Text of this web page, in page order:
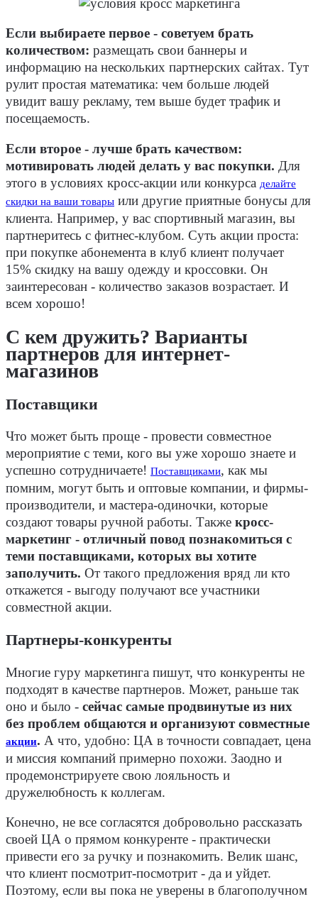
Если выбираете первое - советуем брать
количеством: размещать свои баннеры и
информацию на нескольких партнерских сайтах. Тут
рулит простая математика: чем больше людей
увидит вашу рекламу, тем выше будет трафик и
посещаемость.
Если второе - лучше брать качеством:
мотивировать людей делать у вас покупки. Для
этого в условиях кросс-акции или конкурса делайте
скидки на ваши товары или другие приятные бонусы для
клиента. Например, у вас спортивный магазин, вы
партнеритесь с фитнес-клубом. Суть акции проста:
при покупке абонемента в клуб клиент получает
15% скидку на вашу одежду и кроссовки. Он
заинтересован - количество заказов возрастает. И
всем хорошо!
С кем дружить? Варианты
партнеров для интернет-
магазинов
Поставщики
Что может быть проще - провести совместное
мероприятие с теми, кого вы уже хорошо знаете и
успешно сотрудничаете! Поставщиками, как мы
помним, могут быть и оптовые компании, и фирмы-
производители, и мастера-одиночки, которые
создают товары ручной работы. Также кросс-
маркетинг - отличный повод познакомиться с
теми поставщиками, которых вы хотите
заполучить. От такого предложения вряд ли кто
откажется - выгоду получают все участники
совместной акции.
Партнеры-конкуренты
Многие гуру маркетинга пишут, что конкуренты не
подходят в качестве партнеров. Может, раньше так
оно и было - сейчас самые продвинутые из них
без проблем общаются и организуют совместные
акции. А что, удобно: ЦА в точности совпадает, цена
и миссия компаний примерно похожи. Заодно и
продемонстрируете свою лояльность и
дружелюбность к коллегам.
Конечно, не все согласятся добровольно рассказать
своей ЦА о прямом конкуренте - практически
привести его за ручку и познакомить. Велик шанс,
что клиент посмотрит-посмотрит - да и уйдет.
Поэтому, если вы пока не уверены в благополучном